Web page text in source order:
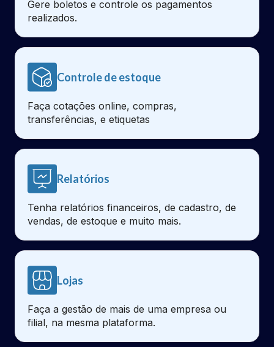
Gere boletos e controle os pagamentos
realizados.
Controle de estoque
Faça cotações online, compras,
transferências, e etiquetas
Relatórios
Tenha relatórios financeiros, de cadastro, de
vendas, de estoque e muito mais.
Lojas
Faça a gestão de mais de uma empresa ou
filial, na mesma plataforma.